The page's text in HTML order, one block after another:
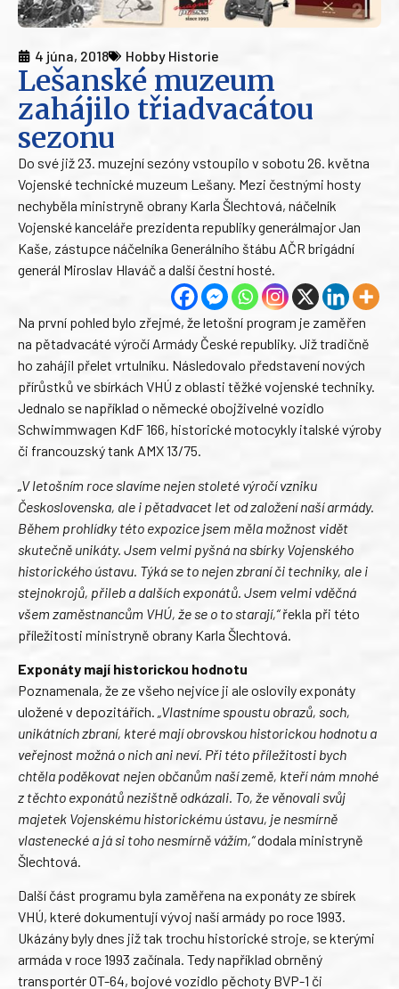
4 júna, 2018 Hobby Historie
Lešanské muzeum
zahájilo třiadvacátou
sezonu
Do své již 23. muzejní sezóny vstoupilo v sobotu 26. května
Vojenské technické muzeum Lešany. Mezi čestnými hosty
nechyběla ministryně obrany Karla Šlechtová, náčelník
Vojenské kanceláře prezidenta republiky generálmajor Jan
Kaše, zástupce náčelníka Generálního štábu AČR brigádní
generál Miroslav Hlaváč a další čestní hosté.
Na první pohled bylo zřejmé, že letošní program je zaměřen
na pětadvacáté výročí Armády České republiky. Již tradičně
ho zahájil přelet vrtulníku. Následovalo představení nových
přírůstků ve sbírkách VHÚ z oblasti těžké vojenské techniky.
Jednalo se například o německé obojživelné vozidlo
Schwimmwagen KdF 166, historické motocykly italské výroby
či francouzský tank AMX 13/75.
„V letošním roce slavíme nejen stoleté výročí vzniku
Československa, ale i pětadvacet let od založení naší armády.
Během prohlídky této expozice jsem měla možnost vidět
skutečně unikáty. Jsem velmi pyšná na sbírky Vojenského
historického ústavu. Týká se to nejen zbraní či techniky, ale i
stejnokrojů, přileb a dalších exponátů. Jsem velmi vděčná
všem zaměstnancům VHÚ, že se o to starají,“řekla při této
příležitosti ministryně obrany Karla Šlechtová.
Exponáty mají historickou hodnotu
Poznamenala, že ze všeho nejvíce ji ale oslovily exponáty
uložené v depozitářích. „Vlastníme spoustu obrazů, soch,
unikátních zbraní, které mají obrovskou historickou hodnotu a
veřejnost možná o nich ani neví. Při této příležitosti bych
chtěla poděkovat nejen občanům naší země, kteří nám mnohé
z těchto exponátů nezištně odkázali. To, že věnovali svůj
majetek Vojenskému historickému ústavu, je nesmírně
vlastenecké a já si toho nesmírně vážím,“dodala ministryně
Šlechtová.
Další část programu byla zaměřena na exponáty ze sbírek
VHÚ, které dokumentují vývoj naší armády po roce 1993.
Ukázány byly dnes již tak trochu historické stroje, se kterými
armáda v roce 1993 začínala. Tedy například obrněný
transportér OT-64, bojové vozidlo pěchoty BVP-1 či